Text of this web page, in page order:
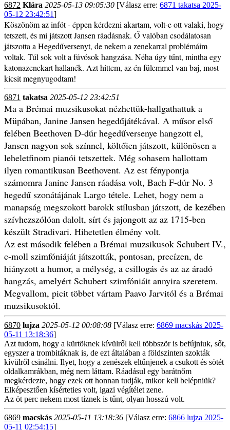
6872 Klára 2025-05-13 09:05:30 [Válasz erre: 6871 takatsa 2025-
05-12 23:42:51]
Köszönöm az infót - éppen kérdezni akartam, volt-e ott valaki, hogy
tetszett, és mi játszott Jansen ráadásnak. Ő valóban csodálatosan
játszotta a Hegedűversenyt, de nekem a zenekarral problémáim
voltak. Túl sok volt a fúvósok hangzása. Néha úgy tűnt, mintha egy
katonazenekart hallanék. Azt hittem, az én fülemmel van baj, most
kicsit megnyugodtam!
6871 takatsa 2025-05-12 23:42:51
Ma a Brémai muzsikusokat nézhettük-hallgathattuk a
Müpában, Janine Jansen hegedűjátékával. A műsor első
felében Beethoven D-dúr hegedűversenye hangzott el,
Jansen nagyon sok színnel, költőien játszott, különösen a
leheletfinom pianói tetszettek. Még sohasem hallottam
ilyen romantikusan Beethovent. Az est fénypontja
számomra Janine Jansen ráadása volt, Bach F-dúr No. 3
hegedű szonátájának Largo tétele. Lehet, hogy nem a
manapság megszokott barokk stílusban játszott, de kezében
szívhezszólóan dalolt, sírt és jajongott az az 1715-ben
készült Stradivari. Hihetetlen élmény volt.
Az est második felében a Brémai muzsikusok Schubert IV.,
c-moll szimfóniáját játszották, pontosan, precízen, de
hiányzott a humor, a mélység, a csillogás és az az áradó
hangzás, amelyért Schubert szimfóniáit annyira szeretem.
Megvallom, picit többet vártam Paavo Jarvitól és a Brémai
muzsikusoktól.
6870 lujza 2025-05-12 00:08:08 [Válasz erre: 6869 macskás 2025-
05-11 13:18:36]
Azt tudom, hogy a kürtöknek kívülről kell többször is befújniuk, sőt,
egyszer a trombitáknak is, de ezt általában a földszinten szokták
kívülről csinálni. Ilyet, hogy a zenészek eltűnjenek a csukott és sötét
oldalkamrákban, még nem láttam. Ráadásul egy barátnőm
megkérdezte, hogy ezek ott honnan tudják, mikor kell belépniük?
Elképesztően kísérteties volt, igazi végítélet zene.
Az öt perc nekem most tíznek is tűnt, olyan hosszú volt.
6869 macskás 2025-05-11 13:18:36 [Válasz erre: 6866 lujza 2025-
05-11 02:54:15]